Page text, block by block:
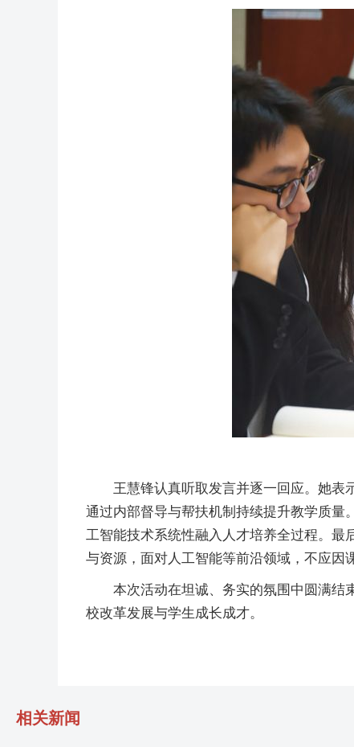
王慧锋认真听取发言并逐一回应。她表
通过内部督导与帮扶机制持续提升教学质量
工智能技术系统性融入人才培养全过程。最
与资源，面对人工智能等前沿领域，不应因
本次活动在坦诚、务实的氛围中圆满结
校改革发展与学生成长成才。
相关新闻